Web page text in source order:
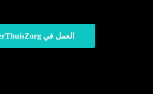
يمكنك القدوم إلينا
على كل ما يمكن
الرعاية التمريضية
العمل في KinderThuisZorg؟